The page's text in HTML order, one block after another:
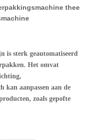
thee
is sterk geautomatiseerd
Het omvat
kan aanpassen aan de
zoals gepofte